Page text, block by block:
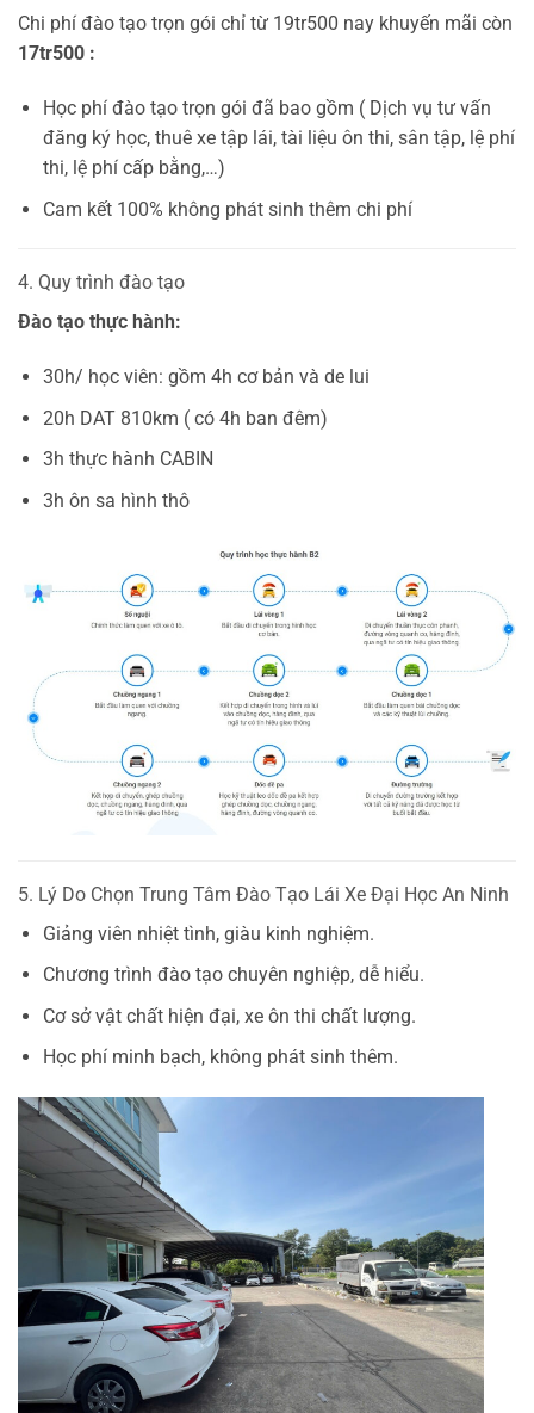
Chi phí đào tạo trọn gói chỉ từ 19tr500 nay khuyến mãi còn
17tr500 :
Học phí đào tạo trọn gói đã bao gồm ( Dịch vụ tư vấn
đăng ký học, thuê xe tập lái, tài liệu ôn thi, sân tập, lệ phí
thi, lệ phí cấp bằng,…)
Cam kết 100% không phát sinh thêm chi phí
4. Quy trình đào tạo
Đào tạo thực hành:
30h/ học viên: gồm 4h cơ bản và de lui
20h DAT 810km ( có 4h ban đêm)
3h thực hành CABIN
3h ôn sa hình thô
5. Lý Do Chọn Trung Tâm Đào Tạo Lái Xe Đại Học An Ninh
Giảng viên nhiệt tình, giàu kinh nghiệm.
Chương trình đào tạo chuyên nghiệp, dễ hiểu.
Cơ sở vật chất hiện đại, xe ôn thi chất lượng.
Học phí minh bạch, không phát sinh thêm.